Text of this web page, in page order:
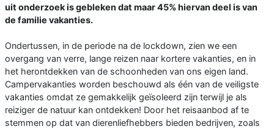
uit onderzoek is gebleken dat maar 45% hiervan deel is van
de familie vakanties.
Ondertussen, in de periode na de lockdown, zien we een
overgang van verre, lange reizen naar kortere vakanties, en in
het herontdekken van de schoonheden van ons eigen land.
Campervakanties worden beschouwd als één van de veiligste
vakanties omdat ze gemakkelijk geïsoleerd zijn terwijl je als
reiziger de natuur kan ontdekken! Door het reisaanbod af te
stemmen op dat van dierenliefhebbers bieden bedrijven, zoals